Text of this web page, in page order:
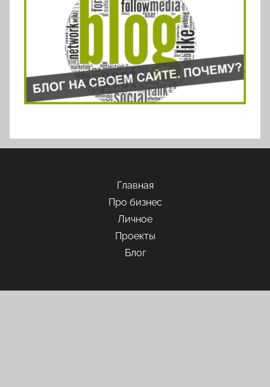
Главная
Про бизнес
Личное
Проекты
Блог